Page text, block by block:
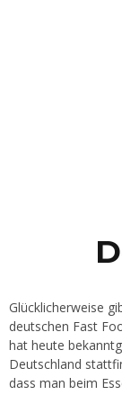
Glücklicherweise
deutschen Fast
hat heute
Deutschland
dass man beim